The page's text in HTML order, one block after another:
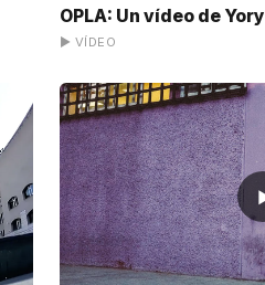
OPLA: Un vídeo de
▶ VÍDEO